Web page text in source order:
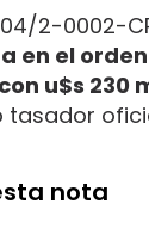
2-0002-
en el
u$s 230
tasador
nota